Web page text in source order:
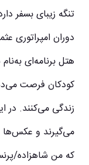
تنگه زیبای بسفر
دوران امپراتوری
هتل برنامه‌ای
کودکان فرصت
زندگی می‌کنند. در
می‌گیرند و عکس‌ها
که من شاهزاده/